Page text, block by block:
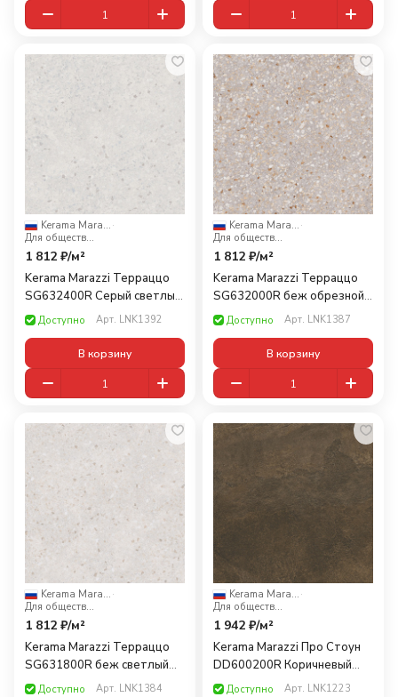
Kerama Marazzi ·
Для общественных помещений
1 812 ₽/м²
Kerama Marazzi Терраццо
SG632400R Серый светлый
обрезной 60x60
Доступно Арт. LNK1392
В корзину
Kerama Marazzi ·
Для общественных помещений
1 812 ₽/м²
Kerama Marazzi Терраццо
SG632000R беж обрезной
60x60Доступно Арт. LNK1387
В корзину
Kerama Marazzi ·
Для общественных помещений
1 812 ₽/м²
Kerama Marazzi Терраццо
SG631800R беж светлый
60x60Доступно Арт. LNK1384
Kerama Marazzi ·
Для общественных помещений
1 942 ₽/м²
Kerama Marazzi Про Стоун
DD600200R Коричневый
обрезнoй 60x60
Доступно Арт. LNK1223